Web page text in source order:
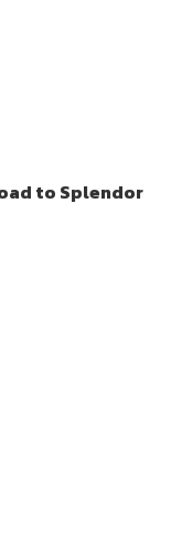
to Splendor